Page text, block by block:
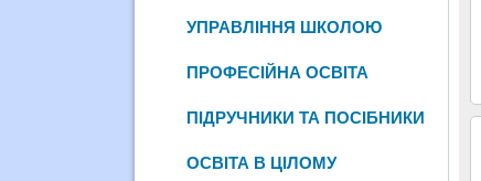
УПРАВЛІННЯ ШКОЛОЮ
ПРОФЕСІЙНА ОСВІТА
ПІДРУЧНИКИ ТА ПОСІБНИКИ
ОСВІТА В ЦІЛОМУ